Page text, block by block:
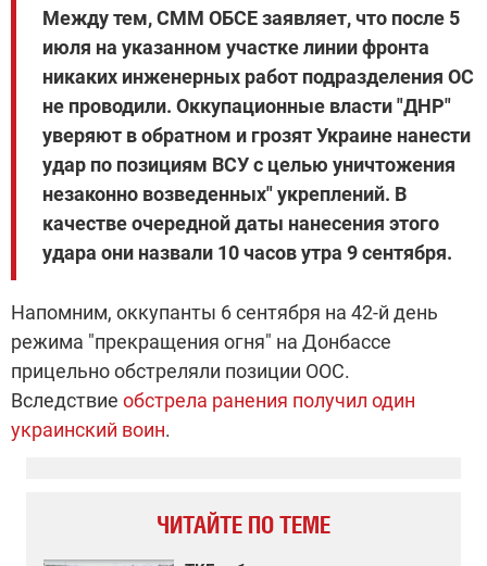
Между тем, СММ ОБСЕ заявляет, что после 5
июля на указанном участке линии фронта
никаких инженерных работ подразделения ОС
не проводили. Оккупационные власти "ДНР"
уверяют в обратном и грозят Украине нанести
удар по позициям ВСУ с целью уничтожения
незаконно возведенных" укреплений. В
качестве очередной даты нанесения этого
удара они назвали 10 часов утра 9 сентября.
Напомним, оккупанты 6 сентября на 42-й день
режима "прекращения огня" на Донбассе
прицельно обстреляли позиции ООС.
Вследствие обстрела ранения получил один
украинский воин.
ЧИТАЙТЕ ПО ТЕМЕ